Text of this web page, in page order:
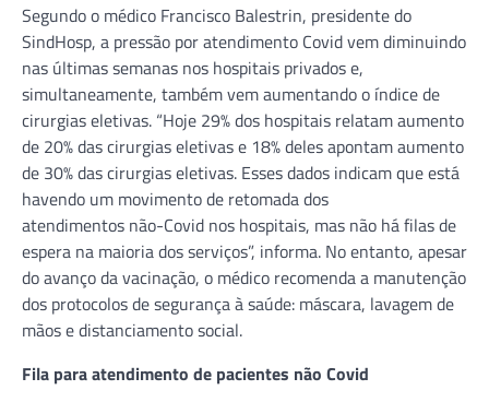
Segundo o médico Francisco Balestrin, presidente do
SindHosp, a pressão por atendimento Covid vem diminuindo
nas últimas semanas nos hospitais privados e,
simultaneamente, também vem aumentando o índice de
cirurgias eletivas. “Hoje 29% dos hospitais relatam aumento
de 20% das cirurgias eletivas e 18% deles apontam aumento
de 30% das cirurgias eletivas. Esses dados indicam que está
havendo um movimento de retomada dos
atendimentos não-Covid nos hospitais, mas não há filas de
espera na maioria dos serviços”, informa. No entanto, apesar
do avanço da vacinação, o médico recomenda a manutenção
dos protocolos de segurança à saúde: máscara, lavagem de
mãos e distanciamento social.
Fila para atendimento de pacientes não Covid